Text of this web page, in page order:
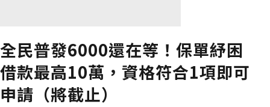
全民普發6000還在等！保單紓困
借款最高10萬，資格符合1項即可
申請（將截止）